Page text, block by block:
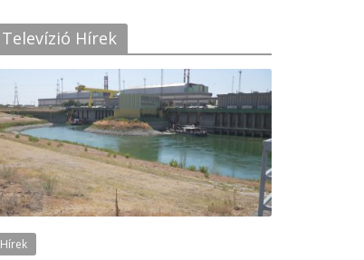
Televízió Hírek
Hírek